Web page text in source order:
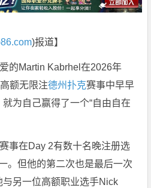
)报道】
的Martin Kabrhel在2026年
额无限注德州扑克赛事中早早
为自己赢得了一个“自由自在
事在Day 2有数十名晚注册选
。但他的第二次也是最后一次
另一位高额职业选手Nick